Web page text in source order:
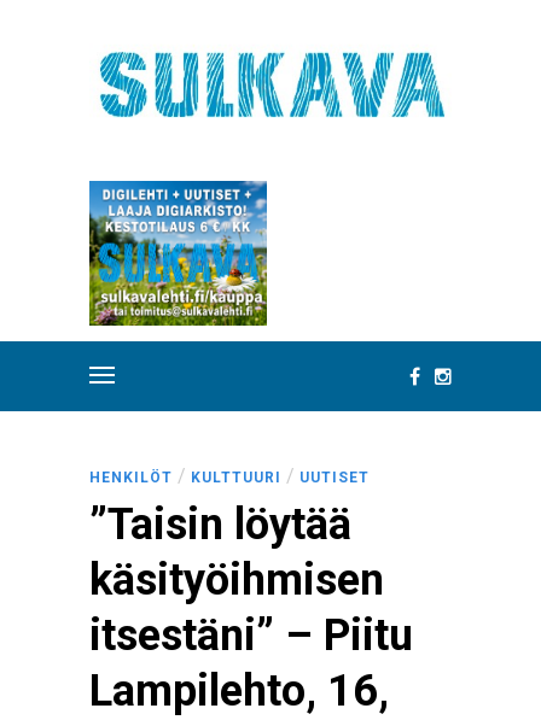
HENKILÖT / KULTTUURI / UUTISET
”Taisin löytää
käsityöihmisen
itsestäni” – Piitu
Lampilehto, 16,